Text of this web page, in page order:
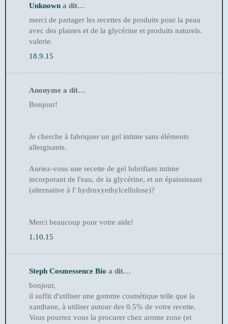
Unknown a dit…
merci de partager les recettes de produits pour la peau
avec des plantes et de la glycérine et produits naturels.
valerie.
18.9.15
Anonyme a dit…
Bonjour!
Je cherche à fabriquer un gel intime sans éléments
allergisants.
Auriez-vous une recette de gel lubrifiant intime
incorporant de l'eau, de la glycérine, et un épaississant
(alternative à l' hydroxyethylcellulose)?
Merci beaucoup pour votre aide!
1.10.15
Steph Cosmessence Bio a dit…
bonjour,
il suffit d'utiliser une gomme cosmétique telle que la
xanthane, à utiliser autour des 0.5% de votre recette.
Vous pourrez vous la procurer chez arome zone (et